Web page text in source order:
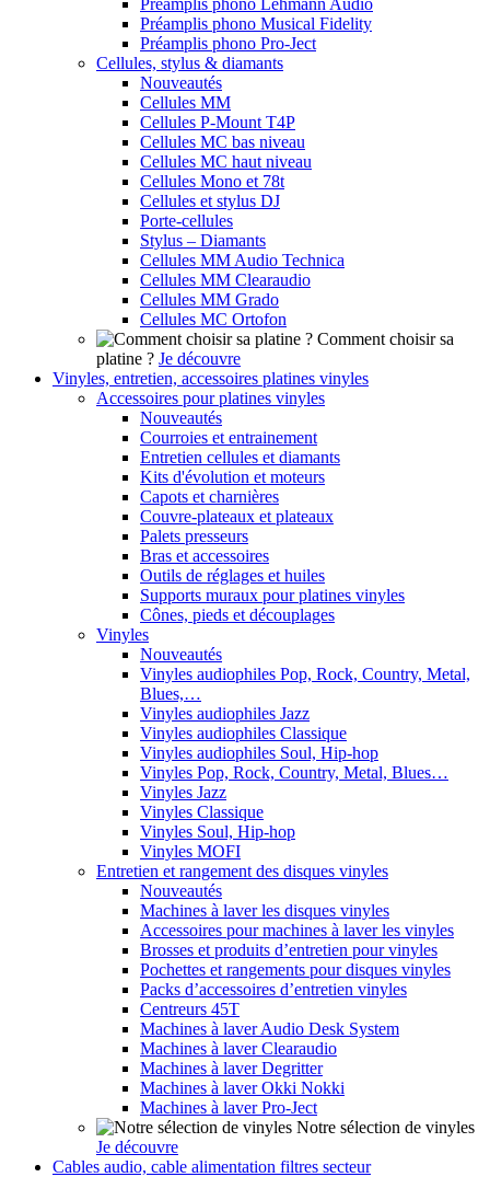
Préamplis phono Musical Fidelity
Préamplis phono Pro-Ject
Cellules, stylus & diamants
Nouveautés
Cellules MM
Cellules P-Mount T4P
Cellules MC bas niveau
Cellules MC haut niveau
Cellules Mono et 78t
Cellules et stylus DJ
Porte-cellules
Stylus – Diamants
Cellules MM Audio Technica
Cellules MM Clearaudio
Cellules MM Grado
Cellules MC Ortofon
Comment choisir sa
platine ? Je découvre
Vinyles, entretien, accessoires platines vinyles
Accessoires pour platines vinyles
Nouveautés
Courroies et entrainement
Entretien cellules et diamants
Kits d'évolution et moteurs
Capots et charnières
Couvre-plateaux et plateaux
Palets presseurs
Bras et accessoires
Outils de réglages et huiles
Supports muraux pour platines vinyles
Cônes, pieds et découplages
Vinyles
Nouveautés
Vinyles audiophiles Pop, Rock, Country, Metal,
Blues,…
Vinyles audiophiles Jazz
Vinyles audiophiles Classique
Vinyles audiophiles Soul, Hip-hop
Vinyles Pop, Rock, Country, Metal, Blues…
Vinyles Jazz
Vinyles Classique
Vinyles Soul, Hip-hop
Vinyles MOFI
Entretien et rangement des disques vinyles
Nouveautés
Machines à laver les disques vinyles
Accessoires pour machines à laver les vinyles
Brosses et produits d’entretien pour vinyles
Pochettes et rangements pour disques vinyles
Packs d’accessoires d’entretien vinyles
Centreurs 45T
Machines à laver Audio Desk System
Machines à laver Clearaudio
Machines à laver Degritter
Machines à laver Okki Nokki
Machines à laver Pro-Ject
Notre sélection de vinyles
Je découvre
Cables audio, cable alimentation filtres secteur